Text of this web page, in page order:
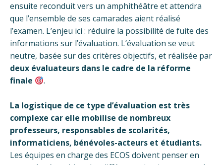
ensuite reconduit vers un amphithéâtre et attendra
que l’ensemble de ses camarades aient réalisé
l’examen. L’enjeu ici : réduire la possibilité de fuite des
informations sur l’évaluation. L’évaluation se veut
neutre, basée sur des critères objectifs, et réalisée par
deux évaluateurs dans le cadre de la réforme
finale
.
La logistique de ce type d’évaluation est très
complexe car elle mobilise de nombreux
professeurs, responsables de scolarités,
informaticiens, bénévoles-acteurs et étudiants.
Les équipes en charge des ECOS doivent penser en